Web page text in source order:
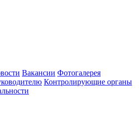
Вакансии Фотогалерея
Контролирующие органы